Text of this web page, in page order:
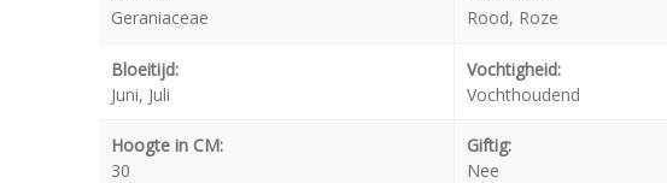
Geraniaceae
Rood, Roze
Bloeitijd:
Juni, Juli
Vochtigheid:
Vochthoudend
Hoogte in CM:
30
Giftig:
Nee